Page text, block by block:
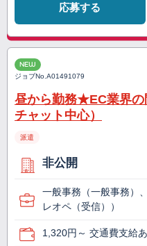
応募する
NEW
ジョブNo.A01491079
昼から勤務★EC業界の
チャット中心）
派遣
非公開
一般事務（一般事務）
レオペ（受信））
1,320円～ 交通費支給